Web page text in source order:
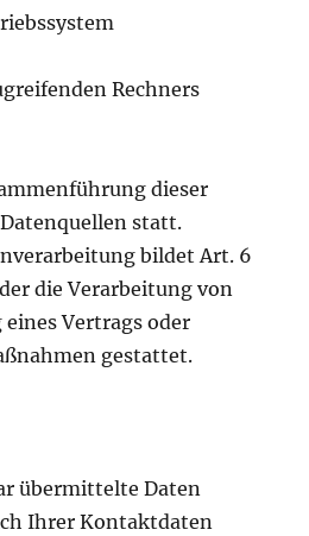
Rechners
dieser
statt.
bildet Art. 6
der die Verarbeitung von
Vertrags oder
gestattet.
übermittelte Daten
Ihrer Kontaktdaten